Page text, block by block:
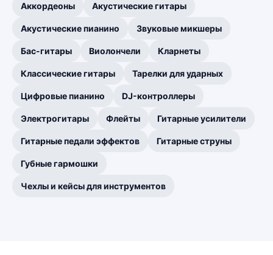
Аккордеоны Акустические гитары
Акустические пианино Звуковые микшеры
Бас-гитары Виолончели Кларнеты
Классические гитары Тарелки для ударных
Цифровые пианино DJ-контроллеры
Электрогитары Флейты Гитарные усилители
Гитарные педали эффектов Гитарные струны
Губные гармошки
Чехлы и кейсы для инструментов